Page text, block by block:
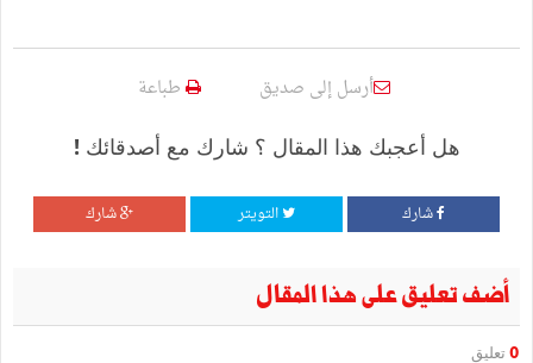
أرسل إلى صديق طباعة
هل أعجبك هذا المقال ؟ شارك مع أصدقائك !
شارك التويتر شارك
أضف تعليق على هذا المقال
0 تعليق